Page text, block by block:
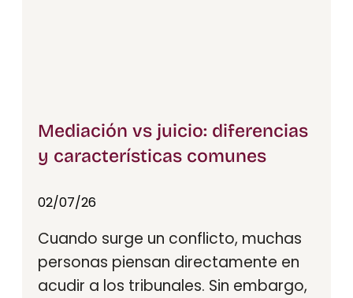
Mediación vs juicio: diferencias
y características comunes
02/07/26
Cuando surge un conflicto, muchas
personas piensan directamente en
acudir a los tribunales. Sin embargo,